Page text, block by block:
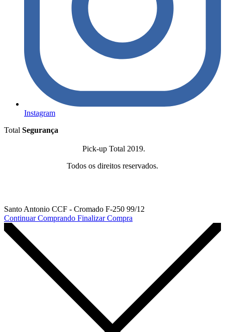
Instagram
Total Segurança
Pick-up Total 2019.
Todos os direitos reservados.
Santo Antonio CCF - Cromado F-250 99/12
Continuar Comprando Finalizar Compra